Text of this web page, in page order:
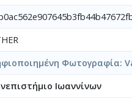
Φωτογραφία:
Ιωαννίνων